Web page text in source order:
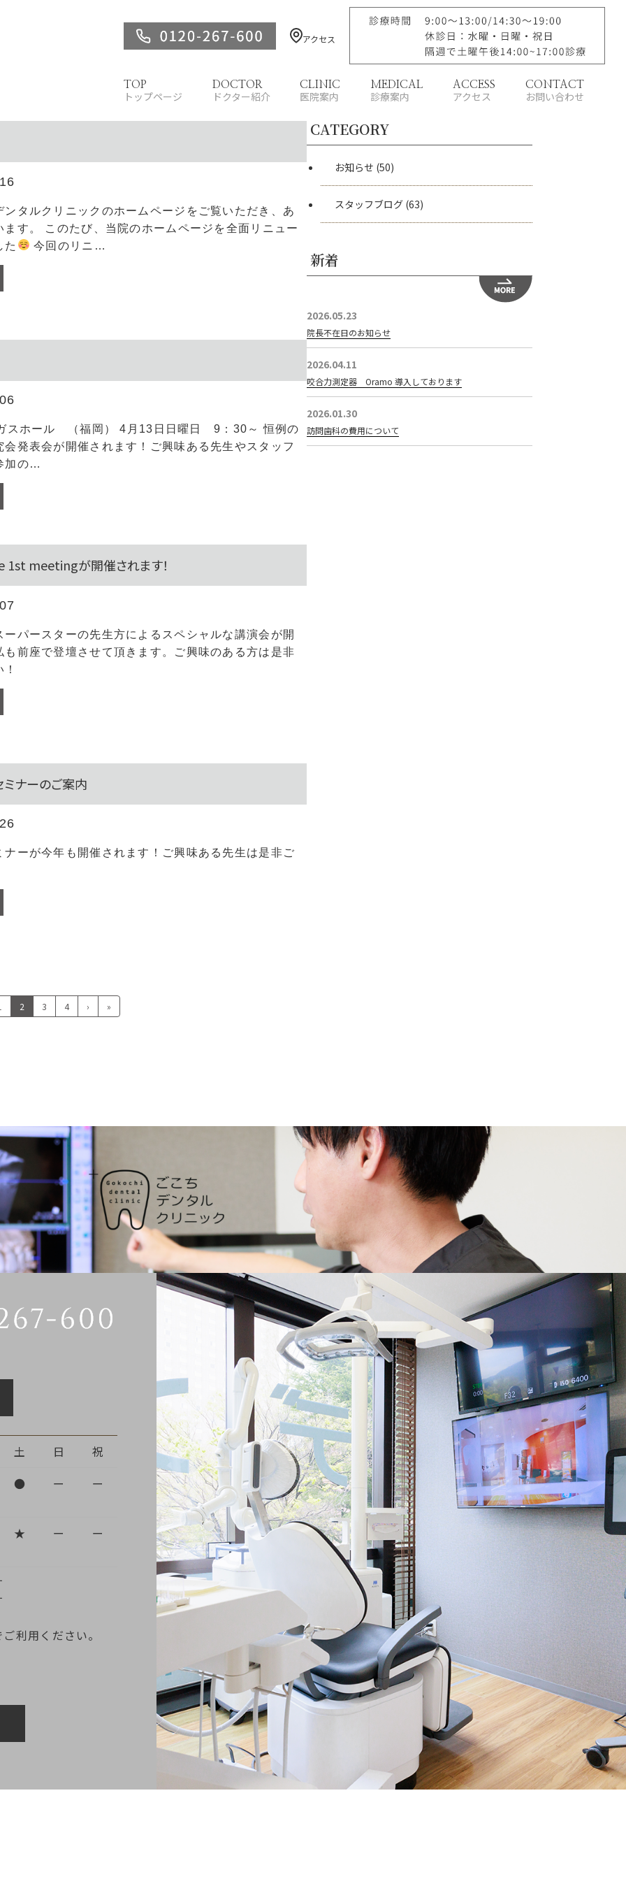
アクセス
TOP
トップページ
DOCTOR
ドクター紹介
CLINIC
医院案内
MEDICAL
診療案内
ACCESS
アクセス
CONTACT
お問い合わせ
ンタルクリニックのホームページをご覧いただき、あ
ます。 このたび、当院のホームページを全面リニュー
た
今回のリニ…
スホール （福岡） 4月13日日曜日 9：30～ 恒例の
会発表会が開催されます！ご興味ある先生やスタッフ
加の…
meetingが開催されます！
ーパースターの先生方によるスペシャルな講演会が開
も前座で登壇させて頂きます。ご興味のある方は是非
ミナーのご案内
ナーが今年も開催されます！ご興味ある先生は是非ご
2 3 4 › »
CATEGORY
お知らせ (50)
スタッフブログ (63)
新着
2026.05.23
院長不在日のお知らせ
2026.04.11
咬合力測定器 Oramo 導入しております
2026.01.30
訪問歯科の費用について
土 日
祝
●
ー ー
★ ー ー
利用ください。